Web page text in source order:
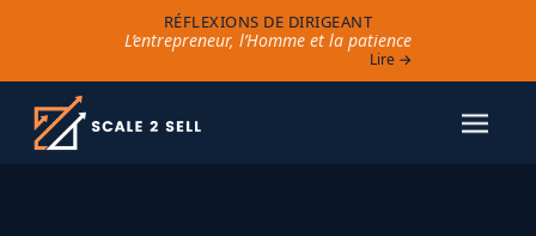
RÉFLEXIONS DE DIRIGEANT
L’entrepreneur, l’Homme et la patience
Lire →